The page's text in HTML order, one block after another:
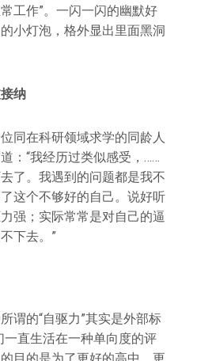
工作”。一闪一闪的幽默好
小灯泡，格外显出里面黑洞
纳
同在科研领域求学的同龄人
：“我经历过类似感受，……
了。我遇到的问题都是我不
这个不够好的自己。说好听
强；实际常常是对自己的逼
下去。”
谓的“自驱力”其实是外部标
一直生活在一种单向度的评